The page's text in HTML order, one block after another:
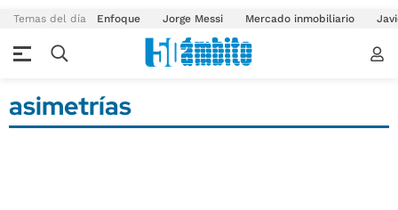
Temas del día Enfoque Jorge Messi Mercado inmobiliario
asimetrías